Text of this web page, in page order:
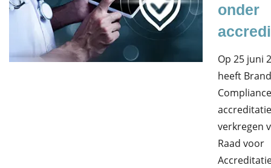
onder
Op 25 juni
heeft Brand
Compliance
accreditatie
verkregen
Raad voor